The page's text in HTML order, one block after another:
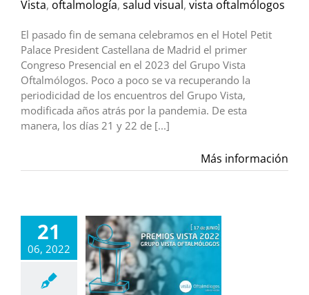
Vista, oftalmología, salud visual, vista oftalmólogos
El pasado fin de semana celebramos en el Hotel Petit
Palace President Castellana de Madrid el primer
Congreso Presencial en el 2023 del Grupo Vista
Oftalmólogos. Poco a poco se va recuperando la
periodicidad de los encuentros del Grupo Vista,
modificada años atrás por la pandemia. De esta
manera, los días 21 y 22 de [...]
Más información
21
06, 2022